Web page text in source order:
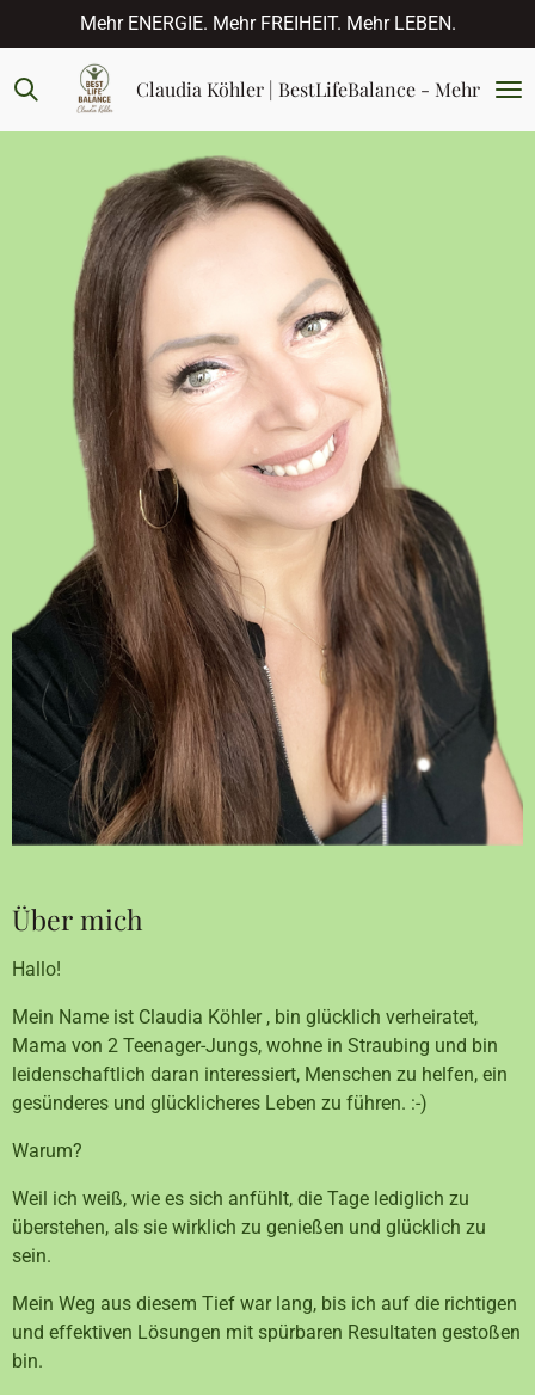
Hauptinhalt
springen
Claudia Köhler | BestLifeBalance - Mehr
Mehr ENERGIE. Mehr FREIHEIT. Mehr LEBEN.
Über mich
Hallo!
Mein Name ist Claudia Köhler , bin glücklich verheiratet,
Mama von 2 Teenager-Jungs, wohne in Straubing und bin
leidenschaftlich daran interessiert, Menschen zu helfen, ein
gesünderes und glücklicheres Leben zu führen. :-)
Warum?
Weil ich weiß, wie es sich anfühlt, die Tage lediglich zu
überstehen, als sie wirklich zu genießen und glücklich zu
sein.
Mein Weg aus diesem Tief war lang, bis ich auf die richtigen
und effektiven Lösungen mit spürbaren Resultaten gestoßen
bin.